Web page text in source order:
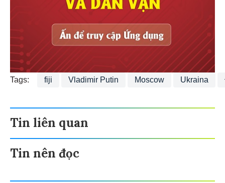
Tags: fiji Vladimir Putin Moscow Ukraina
Tin liên quan
Tin nên đọc